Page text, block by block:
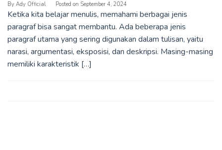
By Ady Official Posted on September 4, 2024
Ketika kita belajar menulis, memahami berbagai jenis
paragraf bisa sangat membantu. Ada beberapa jenis
paragraf utama yang sering digunakan dalam tulisan, yaitu
narasi, argumentasi, eksposisi, dan deskripsi. Masing-masing
memiliki karakteristik […]